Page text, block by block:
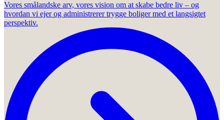
Vores smålandske arv, vores vision om at skabe bedre liv – og
hvordan vi ejer og administrerer trygge boliger med et langsigtet
perspektiv.